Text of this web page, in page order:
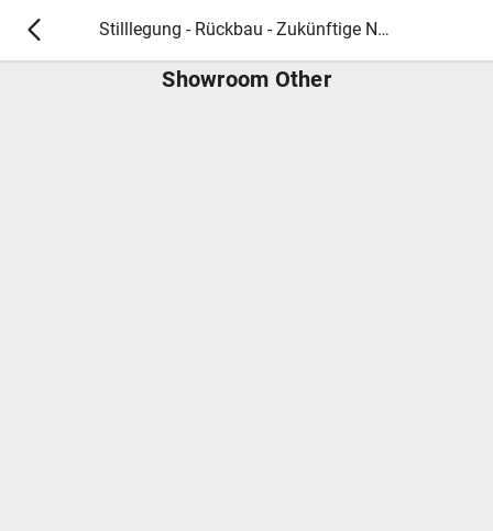
Stilllegung - Rückbau - Zukünftige Nutzung!
Showroom Other